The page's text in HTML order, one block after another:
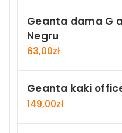
Geanta dama G
Negru
63,00zł
Geanta kaki
149,00zł